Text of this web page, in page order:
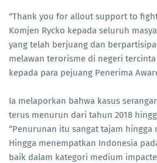
“Thank you for allout support to
Komjen Rycko kepada seluruh
yang telah berjuang dan
melawan terorisme di negeri
kepada para pejuang Penerima
Ia melaporkan bahwa kasus
terus menurun dari tahun 2018
“Penurunan itu sangat tajam hingga
Hingga menempatkan Indonesia
baik dalam kategori medium